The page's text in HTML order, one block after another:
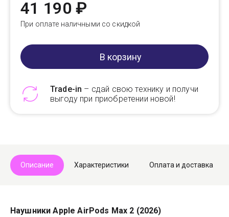
41 190 ₽
При оплате наличными со скидкой
В корзину
Trade-in – сдай свою технику и получи
выгоду при приобретении новой!
Описание Характеристики Оплата и доставка
Наушники Apple AirPods Max 2 (2026)